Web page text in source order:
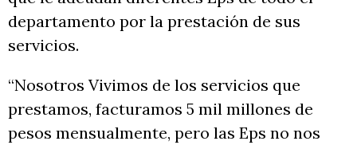
departamento por la prestación de sus
servicios.
“Nosotros Vivimos de los servicios que
prestamos, facturamos 5 mil millones de
pesos mensualmente, pero las Eps no nos